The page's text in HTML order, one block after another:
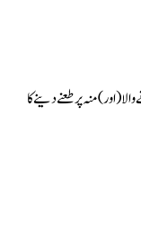
(اور) منہ پر طعنے دینے کا